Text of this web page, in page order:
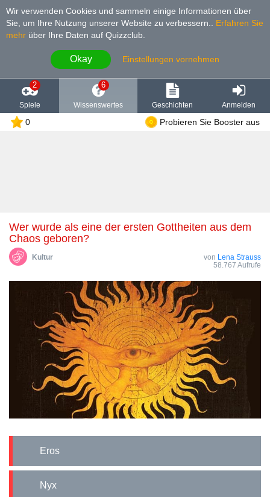
Wir verwenden Cookies und sammeln einige Informationen über
Sie, um Ihre Nutzung unserer Website zu verbessern.
Erfahren Sie
mehr über Ihre Daten auf Quizzclub.
Okay Einstellungen vornehmen
2
Spiele
6
Wissenswertes Geschichten Anmelden
0 Probieren Sie Booster aus
Wer wurde als eine der ersten Gottheiten aus dem
Chaos geboren?
Kultur von Lena Strauss
58.767 Aufrufe
Eros
Nyx